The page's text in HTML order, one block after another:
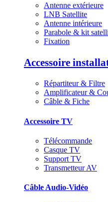
Antenne extérieure
LNB Satellite
Antenne intérieure
Parabole & kit
Fixation
Accessoire
Répartiteur & Filtre
Amplificateur &
Câble & Fiche
Accessoire TV
Télécommande
Casque TV
Support TV
Transmetteur AV
Câble Audio-Vidéo